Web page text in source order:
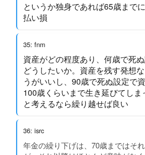
というか独身であれば65歳まで
払い損
35: fnm
資産がどの程度あり、何歳で死
どうしたいか。資産を残す発想
うがいいし、90歳で死ぬ設定で
100歳くらいまで生き延びてしま
と考えるなら繰り越せば良い
36: isrc
年金の繰り下げは、70歳まではそ